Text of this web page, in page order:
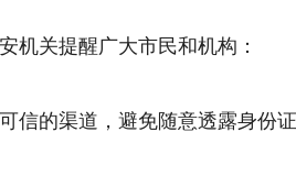
关提醒广大市民和机构：
的渠道，避免随意透露身份